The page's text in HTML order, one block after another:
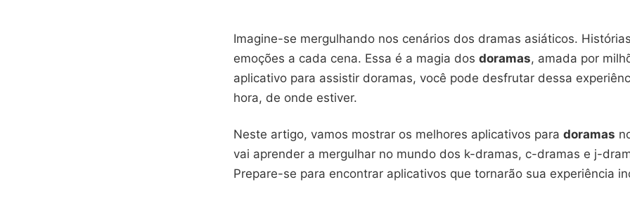
Imagine-se mergulhando nos cenários dos dramas asiáticos.
emoções a cada cena. Essa é a magia dos doramas, amada por
aplicativo para assistir doramas, você pode desfrutar dessa
hora, de onde estiver.
Neste artigo, vamos mostrar os melhores aplicativos para doramas
vai aprender a mergulhar no mundo dos k-dramas, c-dramas e j-
Prepare-se para encontrar aplicativos que tornarão sua experiência